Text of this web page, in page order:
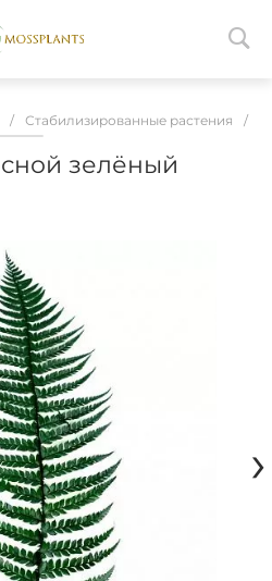
/ Стабилизированные растения /
зелёный
›